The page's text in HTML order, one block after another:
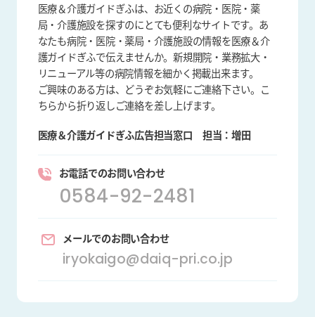
医療＆介護ガイドぎふは、お近くの病院・医院・薬
局・介護施設を探すのにとても便利なサイトです。あ
なたも病院・医院・薬局・介護施設の情報を医療＆介
護ガイドぎふで伝えませんか。新規開院・業務拡大・
リニューアル等の病院情報を細かく掲載出来ます。
ご興味のある方は、どうぞお気軽にご連絡下さい。こ
ちらから折り返しご連絡を差し上げます。
医療＆介護ガイドぎふ広告担当窓口
担当：増田
お電話でのお問い合わせ
0584-92-2481
メールでのお問い合わせ
iryokaigo@daiq-pri.co.jp